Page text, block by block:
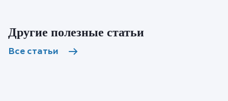
Другие полезные статьи
Все статьи